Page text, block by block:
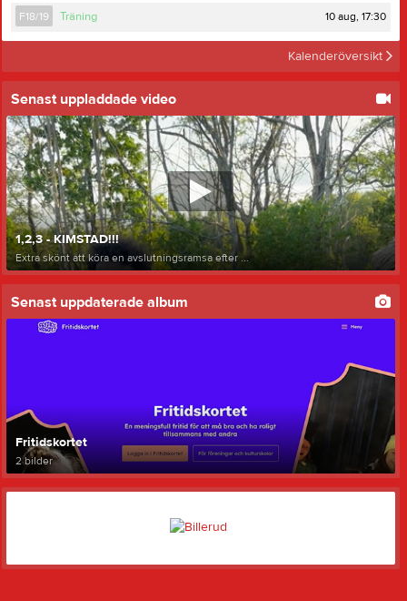
F18/19 Träning 10 aug, 17:30
Kalenderöversikt
Senast uppladdade video
1,2,3 - KIMSTAD!!!
Extra skönt att köra en avslutningsramsa efter ...
Senast uppdaterade album
Fritidskortet
2 bilder